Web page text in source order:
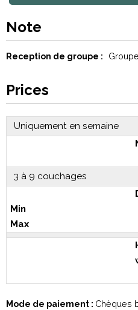
Note
Reception de groupe :
Prices
Uniquement en semaine
3 à 9 couchages
Mode de paiement : Chèques